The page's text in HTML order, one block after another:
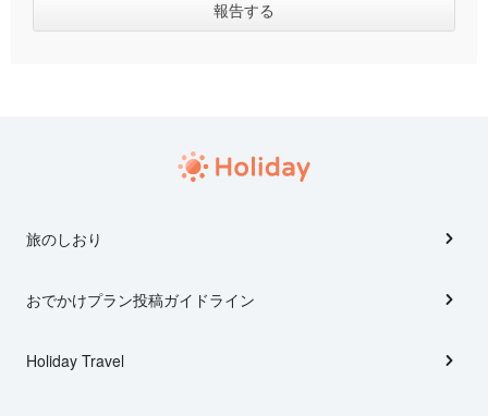
旅のしおり
おでかけプラン投稿ガイドライン
Holiday Travel